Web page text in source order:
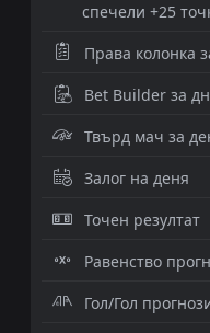
спечели +25
Права колонка
Bet Builder за
Твърд мач за
Залог на деня
Точен резултат
Равенство
Гол/Гол